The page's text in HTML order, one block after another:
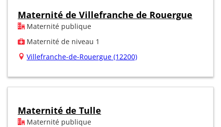
Maternité de Villefranche de Rouergue
Maternité publique
Maternité de niveau 1
Villefranche-de-Rouergue (12200)
Maternité de Tulle
Maternité publique